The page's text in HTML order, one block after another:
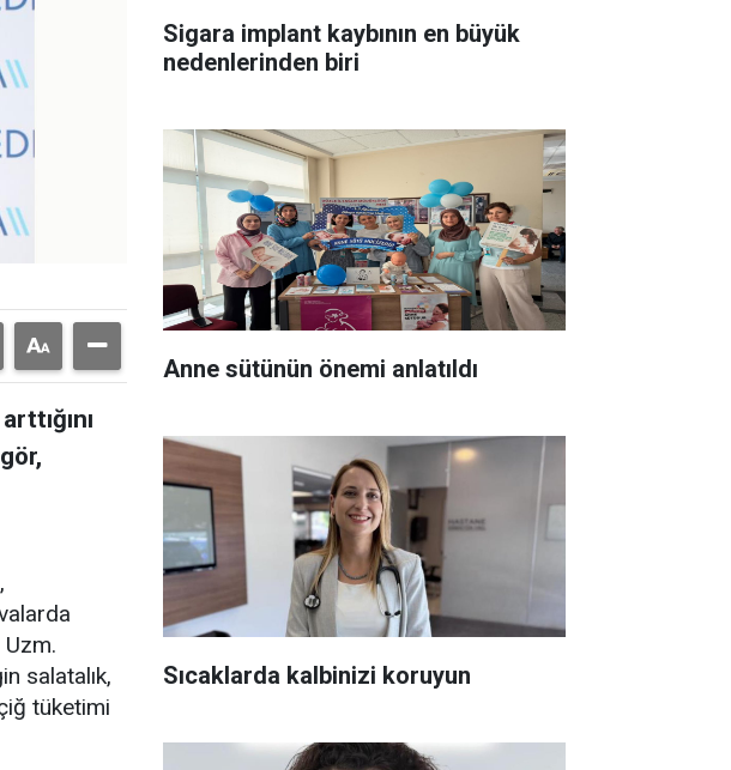
salatalık,
tüketimi
Sigara implant kaybının en büyük
nedenlerinden biri
Anne sütünün önemi anlatıldı
Sıcaklarda kalbinizi koruyun